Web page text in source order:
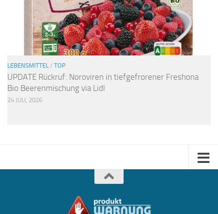
LEBENSMITTEL / TOP
UPDATE Rückruf: Noroviren in tiefgefrorener Freshona
Bio Beerenmischung via Lidl
24 JULI, 2026